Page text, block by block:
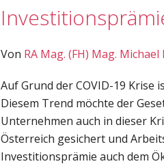
Von RA Mag. (FH) Mag. Michael
Auf Grund der COVID-19
Diesem Trend möchte der
Unternehmen auch in dieser
Österreich gesichert und
Investitionsprämie auch dem